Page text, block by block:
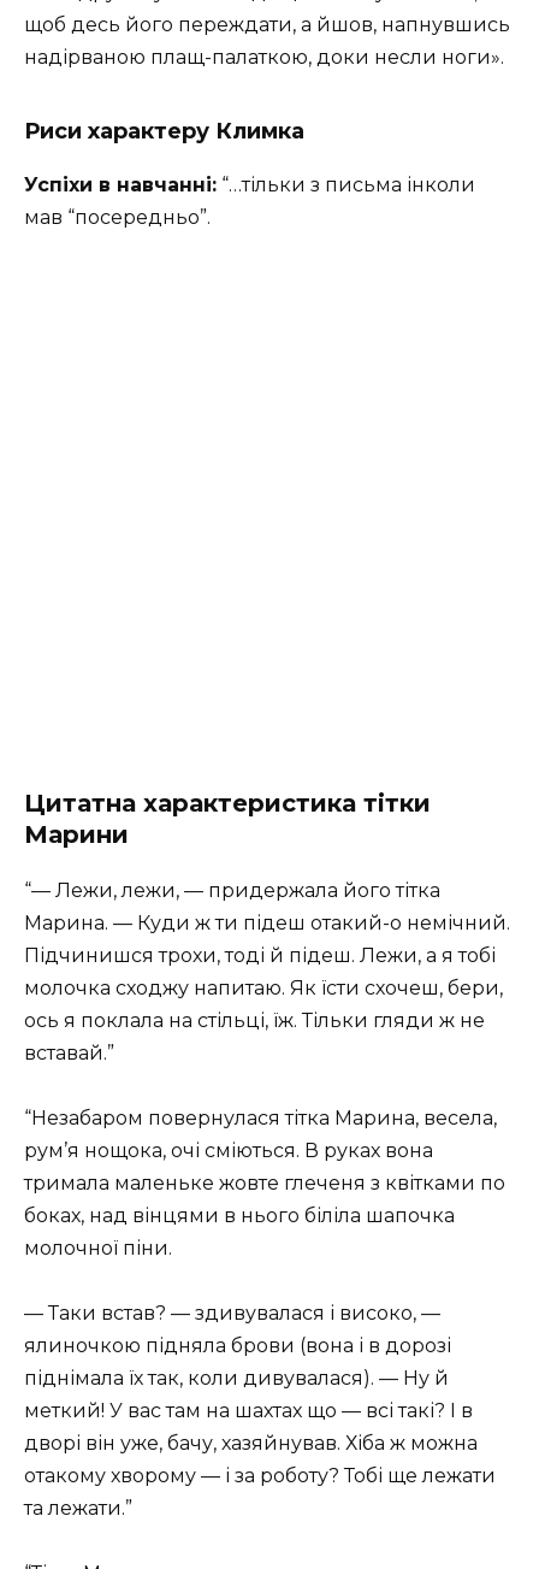
щоб десь його переждати, а йшов, напнувшись
надірваною плащ-палаткою, доки несли ноги».
Риси характеру Климка
Успіхи в навчанні: “…тільки з письма інколи
мав “посередньо”.
Цитатна характеристика тітки
Марини
“— Лежи, лежи, — придержала його тітка
Марина. — Куди ж ти підеш отакий-о немічний.
Підчинишся трохи, тоді й підеш. Лежи, а я тобі
молочка сходжу напитаю. Як їсти схочеш, бери,
ось я поклала на стільці, їж. Тільки гляди ж не
вставай.”
“Незабаром повернулася тітка Марина, весела,
рум’я нощока, очі сміються. В руках вона
тримала маленьке жовте глеченя з квітками по
боках, над вінцями в нього біліла шапочка
молочної піни.
— Таки встав? — здивувалася і високо, —
ялиночкою підняла брови (вона і в дорозі
піднімала їх так, коли дивувалася). — Ну й
меткий! У вас там на шахтах що — всі такі? І в
дворі він уже, бачу, хазяйнував. Хіба ж можна
отакому хворому — і за роботу? Тобі ще лежати
та лежати.”